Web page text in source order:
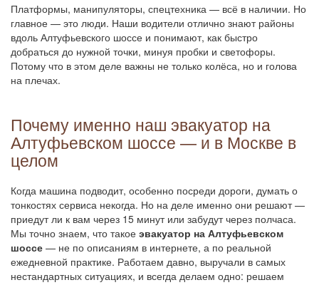
Платформы, манипуляторы, спецтехника — всё в наличии. Но
главное — это люди. Наши водители отлично знают районы
вдоль Алтуфьевского шоссе и понимают, как быстро
добраться до нужной точки, минуя пробки и светофоры.
Потому что в этом деле важны не только колёса, но и голова
на плечах.
Почему именно наш эвакуатор на
Алтуфьевском шоссе — и в Москве в
целом
Когда машина подводит, особенно посреди дороги, думать о
тонкостях сервиса некогда. Но на деле именно они решают —
приедут ли к вам через 15 минут или забудут через полчаса.
Мы точно знаем, что такое эвакуатор на Алтуфьевском
шоссе — не по описаниям в интернете, а по реальной
ежедневной практике. Работаем давно, выручали в самых
нестандартных ситуациях, и всегда делаем одно: решаем